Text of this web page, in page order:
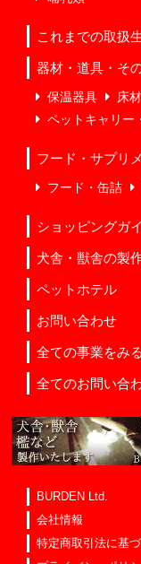
これまでの取扱
器材・道具・そ
保温器具 床材
ペットキャリー
フード・サプリ
フード・缶詰
ショッピングガ
犬舎・獣舎の製
ペットホテル
お問い合わせ
全ての事業をみる
全てのお問い合
BURDEN Ltd.
会社情報
特定商取引法に基